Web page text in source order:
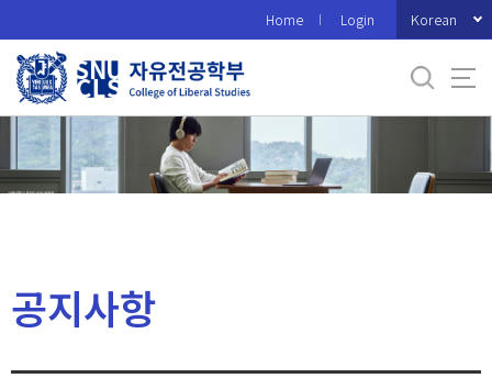
로
메
Home Login Korean
공지사항